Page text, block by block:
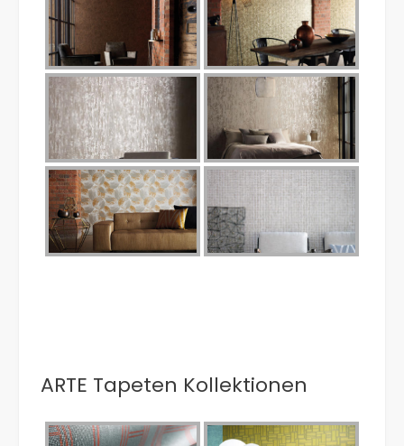
ARTE Tapeten Kollektionen